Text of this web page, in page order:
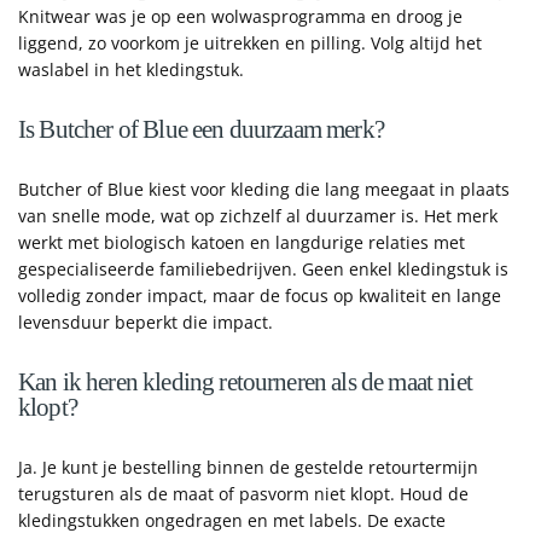
Knitwear was je op een wolwasprogramma en droog je
liggend, zo voorkom je uitrekken en pilling. Volg altijd het
waslabel in het kledingstuk.
Is Butcher of Blue een duurzaam merk?
Butcher of Blue kiest voor kleding die lang meegaat in plaats
van snelle mode, wat op zichzelf al duurzamer is. Het merk
werkt met biologisch katoen en langdurige relaties met
gespecialiseerde familiebedrijven. Geen enkel kledingstuk is
volledig zonder impact, maar de focus op kwaliteit en lange
levensduur beperkt die impact.
Kan ik heren kleding retourneren als de maat niet
klopt?
Ja. Je kunt je bestelling binnen de gestelde retourtermijn
terugsturen als de maat of pasvorm niet klopt. Houd de
kledingstukken ongedragen en met labels. De exacte